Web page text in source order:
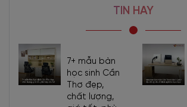
TIN HAY
7+ mẫu bàn
học sinh Cần
Thơ đẹp,
chất lượng,